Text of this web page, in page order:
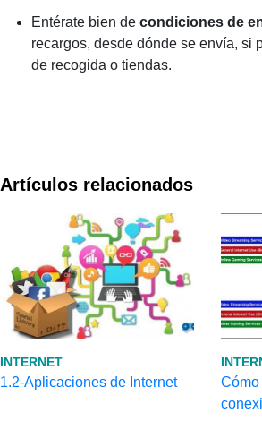
Entérate bien de condiciones de
recargos, desde dónde se envía, si
de recogida o tiendas.
Artículos relacionados
INTERNET
1.2-Aplicaciones de Internet